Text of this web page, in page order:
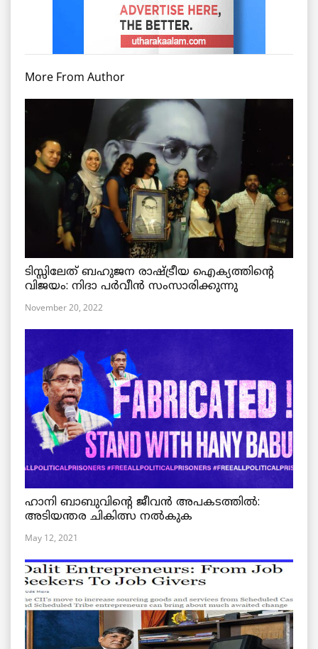
More From Author
ടിസ്സിലേത് ബഹുജന രാഷ്ട്രീയ ഐക്യത്തിന്റെ
വിജയം: നിദാ പർവീൻ സംസാരിക്കുന്നു
November 20, 2022
ഹാനി ബാബുവിന്റെ ജീവൻ അപകടത്തിൽ:
അടിയന്തര ചികിത്സ നൽകുക
May 12, 2021